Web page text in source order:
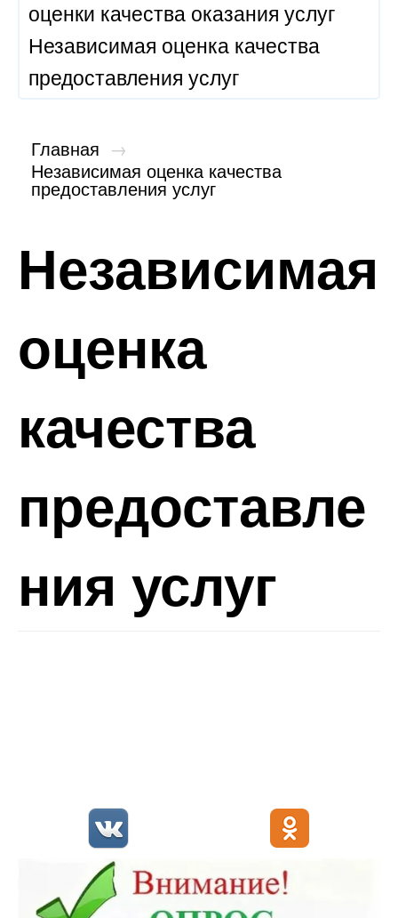
оценки качества оказания услуг
Независимая оценка качества
предоставления услуг
Главная →
Независимая оценка качества
предоставления услуг
Независимая
оценка
качества
предоставле
ния услуг